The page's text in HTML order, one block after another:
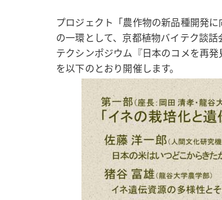
プロジェクト「農作物の新品種開発
の一環として、京都植物バイテク談
テクシンポジウム『日本のコメを再
を以下のとおり開催します。